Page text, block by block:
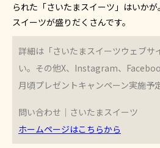
られた「さいたまスイーツ」はいか
スイーツが盛りだくさんです。
詳細は「さいたまスイーツウェブサ
い。その他X、Instagram、
月頃プレゼントキャンペーン実施予定
問い合わせ｜さいたまスイーツ
ホームページはこちらから